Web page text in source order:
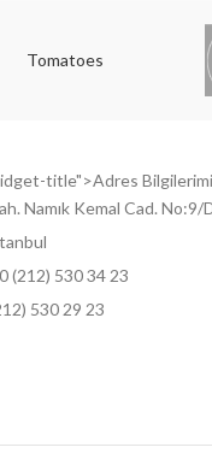
Tomatoes
title">Adres
Namık Kemal Cad. No:9/
(212) 530 34 23
530 29 23